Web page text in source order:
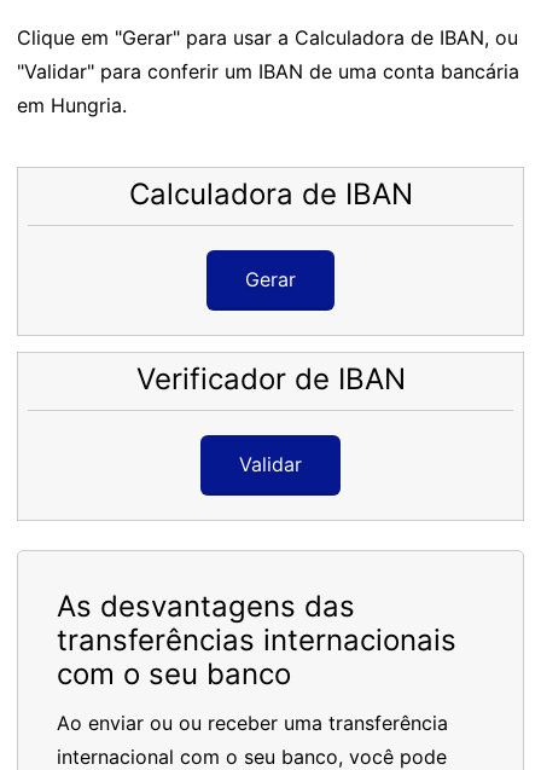
Clique em "Gerar" para usar a Calculadora de IBAN, ou
"Validar" para conferir um IBAN de uma conta bancária
em Hungria.
Calculadora de IBAN
Gerar
Verificador de IBAN
Validar
As desvantagens das
transferências internacionais
com o seu banco
Ao enviar ou ou receber uma transferência
internacional com o seu banco, você pode